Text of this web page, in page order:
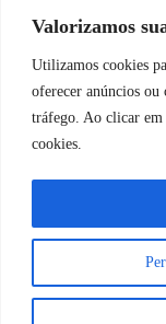
Valorizamos
Utilizamos cookies
oferecer anúncios ou
tráfego. Ao clicar em
cookies.
Termos
O que é
O que é: número
O que é:
Vamos